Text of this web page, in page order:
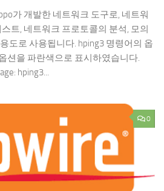
가 개발한 네트워크 도구로, 네트워
트, 네트워크 프로토콜의 분석, 모의
도로 사용됩니다. hping3 명령어의 옵
션을 파란색으로 표시하였습니다.
hping3...
0